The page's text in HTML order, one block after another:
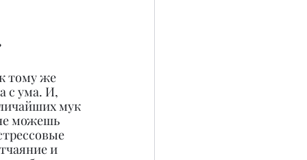
тому же
с ума. И,
мук
можешь
и